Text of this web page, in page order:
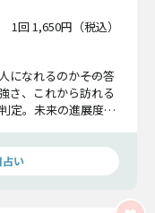
1回 1,650円（税込）
なれるのか――その答
さ、これから訪れる
定。未来の進展度を
い